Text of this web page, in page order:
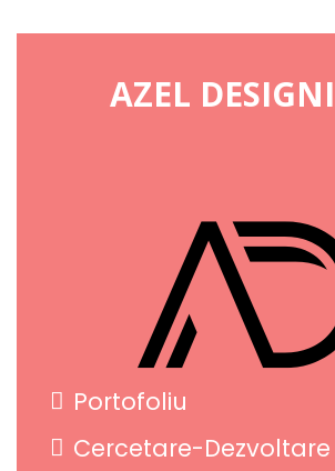
AZEL
Portofoliu
Cercetare-Dezvoltare